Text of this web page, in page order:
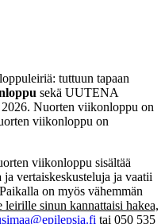
tuttuun tapaan
sekä UUTENA
Nuorten viikonloppu on
viikonloppu on
viikonloppu sisältää
ja vertaiskeskusteluja ja vaatii
on myös vähemmän
leirille sinun kannattaisi hakea,
tai 050 535